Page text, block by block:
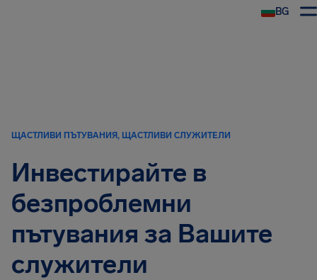
BG
ЩАСТЛИВИ ПЪТУВАНИЯ, ЩАСТЛИВИ СЛУЖИТЕЛИ
Инвестирайте в
безпроблемни
пътувания за Вашите
служители